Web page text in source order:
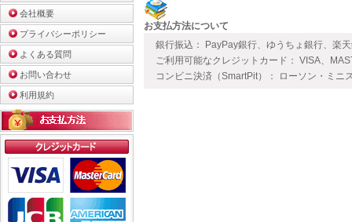
会社概要
プライバシーポリシー
よくある質問
お問い合わせ
利用規約
お支払方法について
銀行振込： PayPay銀行、ゆうちょ銀行、楽
ご利用可能なクレジットカード： VISA、
コンビニ決済（SmartPit）： ローソン・ミニ